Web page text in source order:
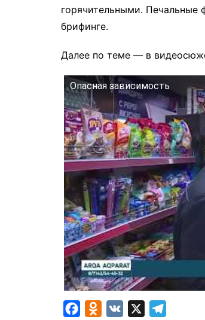
горячительными. Печальные
брифинге.
Далее по теме — в
Опасная зависимость